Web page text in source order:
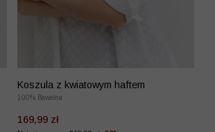
Koszula z kwiatowym haftem
100% Bawełna
169,99 zł